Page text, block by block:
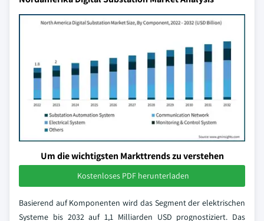
Um die wichtigsten Markttrends zu verstehen
Kostenloses PDF herunterladen
Basierend auf Komponenten wird das Segment der elektrischen
Systeme bis 2032 auf 1,1 Milliarden USD prognostiziert. Das